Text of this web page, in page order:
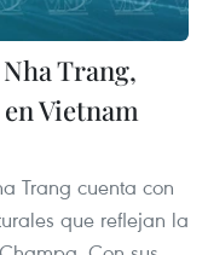
Trang,
Vietnam
Trang cuenta con
que reflejan la